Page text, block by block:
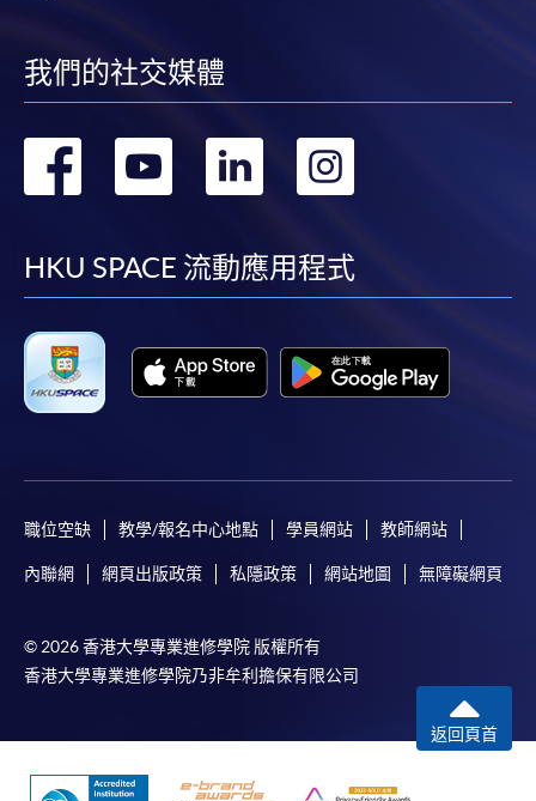
我們的社交媒體
轉
facebook
轉
youtube
轉
linkedin
轉
HKU SPACE 流動應用程式
職位空缺 教學/報名中心地點 學員網站 教師網站
內聯網 網頁出版政策 私隱政策 網站地圖 無障礙網頁
© 2026 香港大學專業進修學院 版權所有
香港大學專業進修學院乃非牟利擔保有限公司
返回頁首